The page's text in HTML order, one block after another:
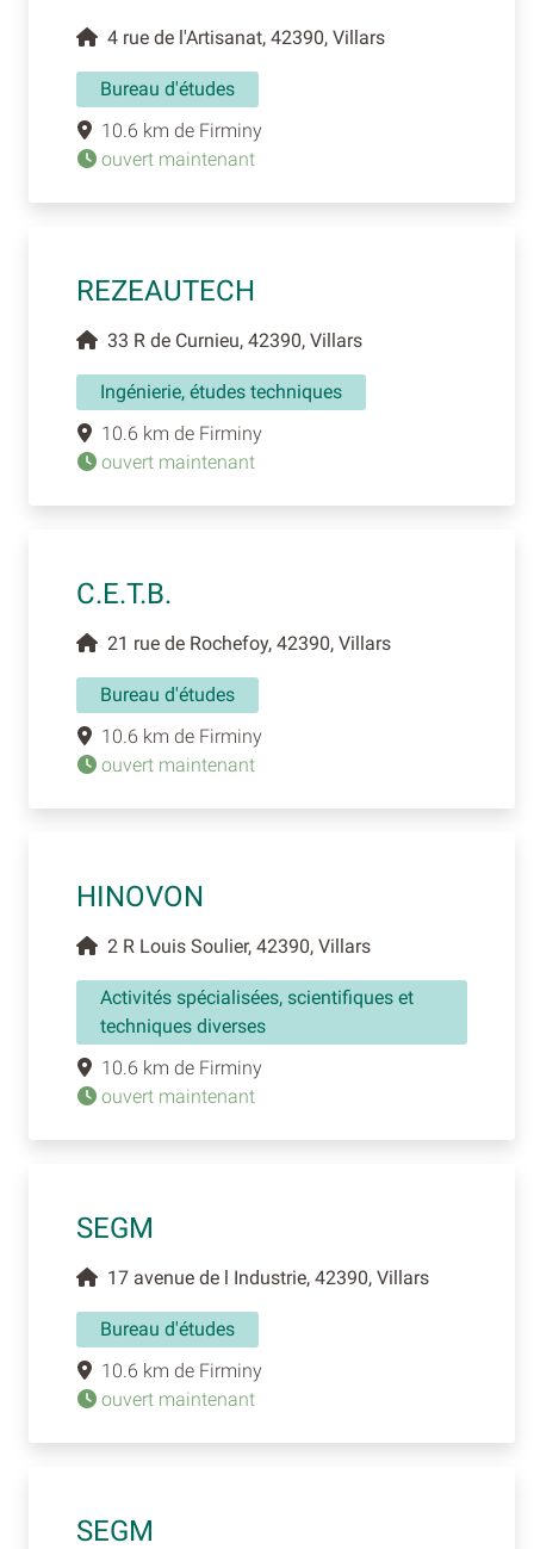
4 rue de l'Artisanat, 42390, Villars
Bureau d'études
10.6 km de Firminy
ouvert maintenant
REZEAUTECH
33 R de Curnieu, 42390, Villars
Ingénierie, études techniques
10.6 km de Firminy
ouvert maintenant
C.E.T.B.
21 rue de Rochefoy, 42390, Villars
Bureau d'études
10.6 km de Firminy
ouvert maintenant
HINOVON
2 R Louis Soulier, 42390, Villars
Activités spécialisées, scientifiques et
techniques diverses
10.6 km de Firminy
ouvert maintenant
SEGM
17 avenue de l Industrie, 42390, Villars
Bureau d'études
10.6 km de Firminy
ouvert maintenant
SEGM